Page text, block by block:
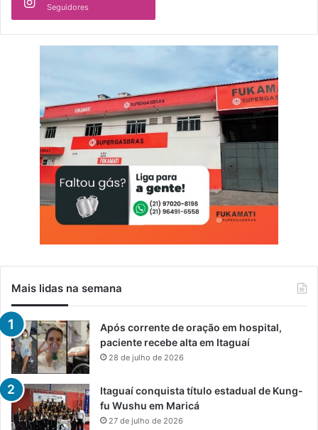
Seguidores
Mais lidas na semana
Após corrente de oração em hospital,
paciente recebe alta em Itaguaí
28 de julho de 2026
Itaguaí conquista título estadual de Kung-
fu Wushu em Maricá
27 de julho de 2026